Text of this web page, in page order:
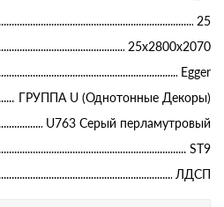
25
25х2800х2070
Egger
ГРУППА U (Однотонные Декоры)
U763 Серый перламутровый
ST9
ЛДСП